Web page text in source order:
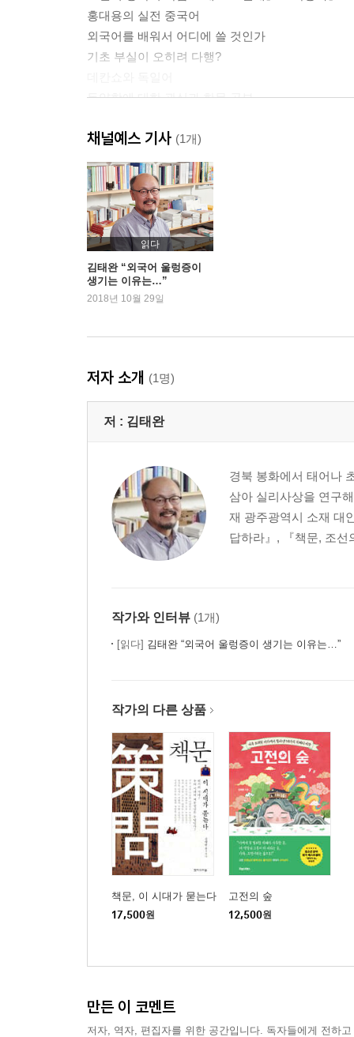
홍대용의 실전 중국어
외국어를 배워서 어디에 쓸 것인가
기초 부실이 오히려 다행?
동양학에 대한 관심과 한문 공부
박사과정 입학과 일본어, 중국어, 프랑스어 공부
비로소 이해하게 된 영어의 언어적 특성
2장 언어의 지도와 나침반
/
태초에 말씀이 있었다
초기 언어는 어떤 형태였을까
정관사를 발명한 고대 희랍
세계를 이해하는 중요한 통로, 언어
우리 학문을 외국에 전하겠다는 포부
문법은 한 세계의 체계를 이해하는 일
언어의 유형별 특성: 고립어, 포합어, 교착어, 굴절
인도-유럽어를 공부하려면
인도-유럽어와 한국어의 차이
끝까지 들어봐야 하는 한국어
한국어 운문문학은 운보다 율을 중시한다
압운이 중요한 한시와 유럽의 시
필담, 한자 문화권의 독특한 교류 방식
한문 공부의 첫걸음, 갈래를 파악하라
고전 한문의 문법?
문법보다 문장을 먼저!
사서삼경을 통째로 외운 까닭
품사에서 자유로워지면 보이는 것들
고전 한문의 다양한 문체
문장에 활력을 불어넣는 수사법
고전 한문의 행문 습관
한문 고유명사의 늪
4장 중국어, 일본어 공부
중국어의 보어
채널예스 기사 (1개)
읽다
김태완 “외국어 울렁증이
생기는 이유는…”
2018년 10월 29일
저자 소개 (1명)
저 : 김태완
경북 봉화에서 태어나
삼아 실리사상을 연구
재 광주광역시 소재 대
답하라』, 『책문, 조선
작가와 인터뷰 (1개)
[읽다] 김태완 “외국어 울렁증이 생기는 이유는…”
작가의 다른 상품
책문, 이 시대가 묻는다
17,500원
고전의 숲
12,500원
만든 이 코멘트
저자, 역자, 편집자를 위한 공간입니다. 독자들에게 전하